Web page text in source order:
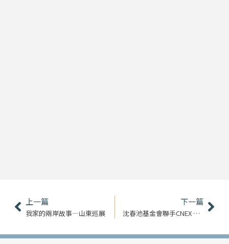
上一頁
上一篇
我家的兩岸故事—山東巡展
下一篇
沈春池基金會聯手CNEX 紀錄片說遷台故事上MOD
下